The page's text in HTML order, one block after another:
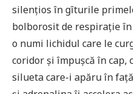
silențios în gîturile
bolborosit de respirație
o numi lichidul care le
coridor și împușcă în cap,
silueta care-i apăru în